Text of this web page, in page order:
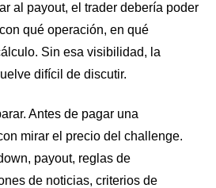
al payout, el trader debería poder
qué operación, en qué
Sin esa visibilidad, la
difícil de discutir.
Antes de pagar una
mirar el precio del challenge.
payout, reglas de
de noticias, criterios de